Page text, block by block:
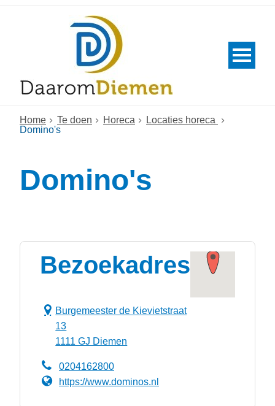
Home Te doen Horeca
Locaties horeca
Domino's
Domino's
Bezoekadres
Burgemeester de Kievietstraat
13
1111 GJ Diemen
0204162800
https://www.dominos.nl